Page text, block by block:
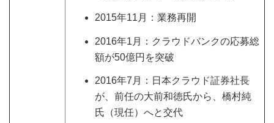
2015年11月：業務再開
2016年1月：クラウドバンクの応募総
額が50億円を突破
2016年7月：日本クラウド証券社長
が、前任の大前和徳氏から、橋村純
氏（現任）へと交代